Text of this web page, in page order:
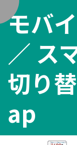
モバ
／ ス
切り
ap